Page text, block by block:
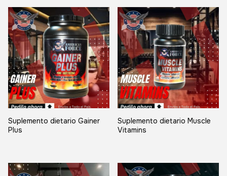
Suplemento dietario Gainer
Plus
Suplemento dietario Muscle
Vitamins